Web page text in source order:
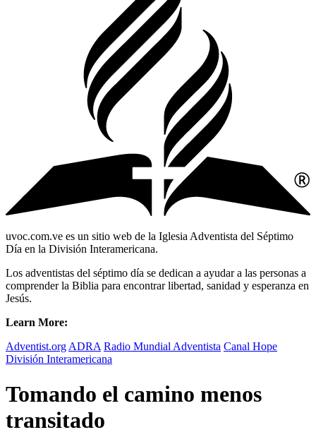
uvoc.com.ve es un sitio web de la Iglesia Adventista del Séptimo
Día en la División Interamericana.
Los adventistas del séptimo día se dedican a ayudar a las personas a
comprender la Biblia para encontrar libertad, sanidad y esperanza en
Jesús.
Learn More:
Adventist.org ADRA Radio Mundial Adventista Canal Hope
División Interamericana
Tomando el camino menos
transitado